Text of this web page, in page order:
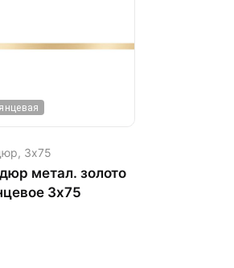
3х75
метал. золото
3х75